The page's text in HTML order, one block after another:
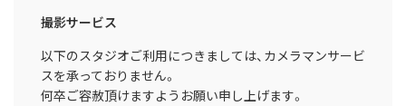
撮影サービス
以下のスタジオご利用につきましては、カメラマンサービ
スを承っておりません。
何卒ご容赦頂けますようお願い申し上げます。